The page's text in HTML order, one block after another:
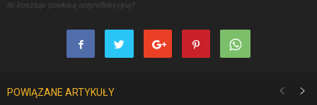
Ile kosztuje powłoką antyrefleksyjną?
POWIĄZANE ARTYKUŁY